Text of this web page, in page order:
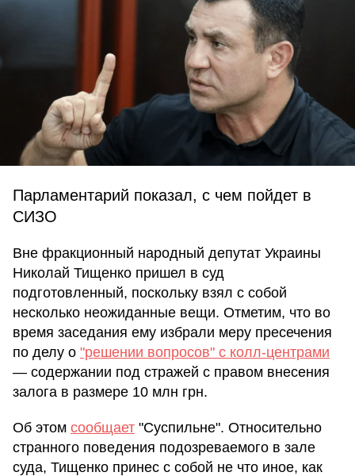
Парламентарий показал, с чем пойдет в
СИЗО
Вне фракционный народный депутат Украины
Николай Тищенко пришел в суд
подготовленный, поскольку взял с собой
несколько неожиданные вещи. Отметим, что во
время заседания ему избрали меру пресечения
по делу о "решении вопросов" с колл-центрами
— содержании под стражей с правом внесения
залога в размере 10 млн грн.
Об этом сообщает "Суспильне". Относительно
странного поведения подозреваемого в зале
суда, Тищенко принес с собой не что иное, как